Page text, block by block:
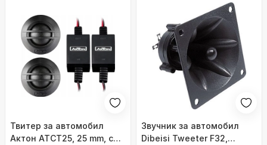
Твитер за автомобил
Актон ATCT25, 25 mm, со
Звучник за автомобил
Dibeisi Tweeter F32,